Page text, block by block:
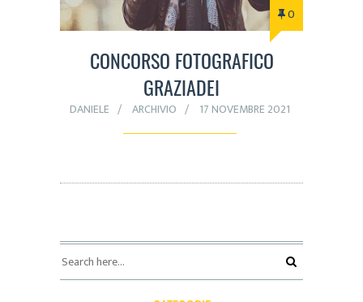
0
CONCORSO FOTOGRAFICO
GRAZIADEI
DANIELE ARCHIVIO 17 NOVEMBRE 2021